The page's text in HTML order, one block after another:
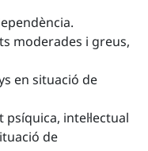
moderades i greus,
en situació de
intel·lectual
de